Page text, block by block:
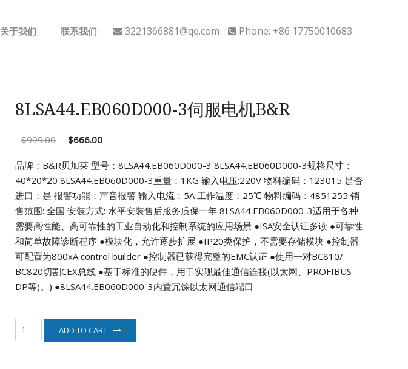
3221366881@qq.com Phone: +86 17750010683
关于我们 联系我们
8LSA44.EB060D000-3伺服电机B&R
$999.00 $666.00
品牌：B&R贝加莱 型号：8LSA44.EB060D000-3 8LSA44.EB060D000-3规格尺寸：
40*20*20 8LSA44.EB060D000-3重量：1KG 输入电压:220V 物料编码：123015 是否
进口：是 报警功能：声音报警 输入电流：5A工作温度：25℃ 物料编码：4851255 销
售范围: 全国 安装方式: 水平安装售后服务质保一年 8LSA44.EB060D000-3适用于各种
需要高性能、高可靠性的工业自动化和控制系统的应用场景 ●ISA安全认证多读 ●可靠性
和简单故障诊断程序 ●模块化，允许逐步扩展 ●IP20类保护，不需要存储模块 ●控制器
可配置为800xA control builder ●控制器已获得完整的EMC认证 ●使用一对BC810/
BC820切割CEX总线 ●基于标准的硬件，用于实现最佳通信连接(以太网、PROFIBUS
DP等)。) ●8LSA44.EB060D000-3内置冗馀以太网通信端口
ADD TO CART